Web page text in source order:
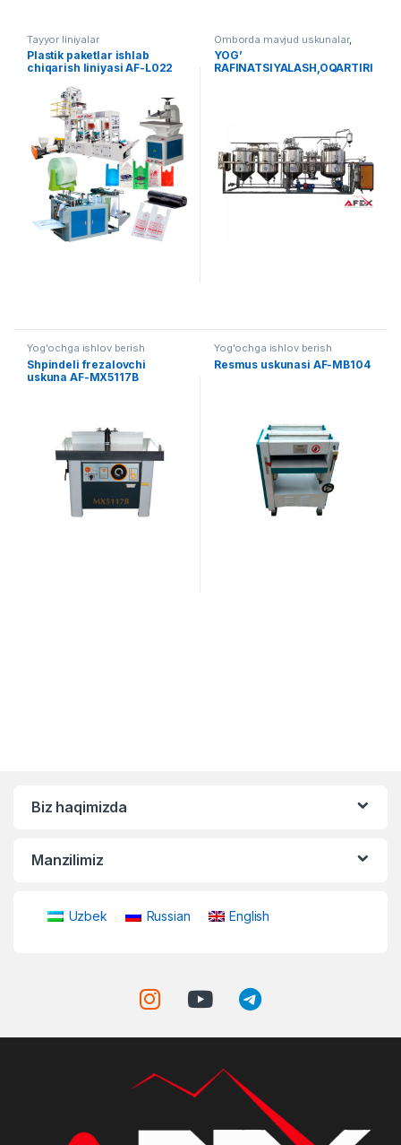
Tayyor liniyalar
Plastik paketlar ishlab
chiqarish liniyasi AF-L022
Omborda mavjud uskunalar,
Yog' moy uskunalari
YOG’
RAFINATSIYALASH,OQARTIRI
Yog'ochga ishlov berish
Shpindeli frezalovchi
uskuna AF-MX5117B
Yog'ochga ishlov berish
Resmus uskunasi AF-MB104
Biz haqimizda
Manzilimiz
Uzbek Russian English